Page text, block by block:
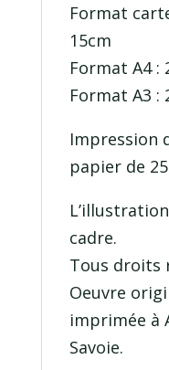
Format
15cm
Format A4 :
Format A3 :
Impression
papier de
cadre.
Tous droits
Oeuvre
imprimée à
Savoie.